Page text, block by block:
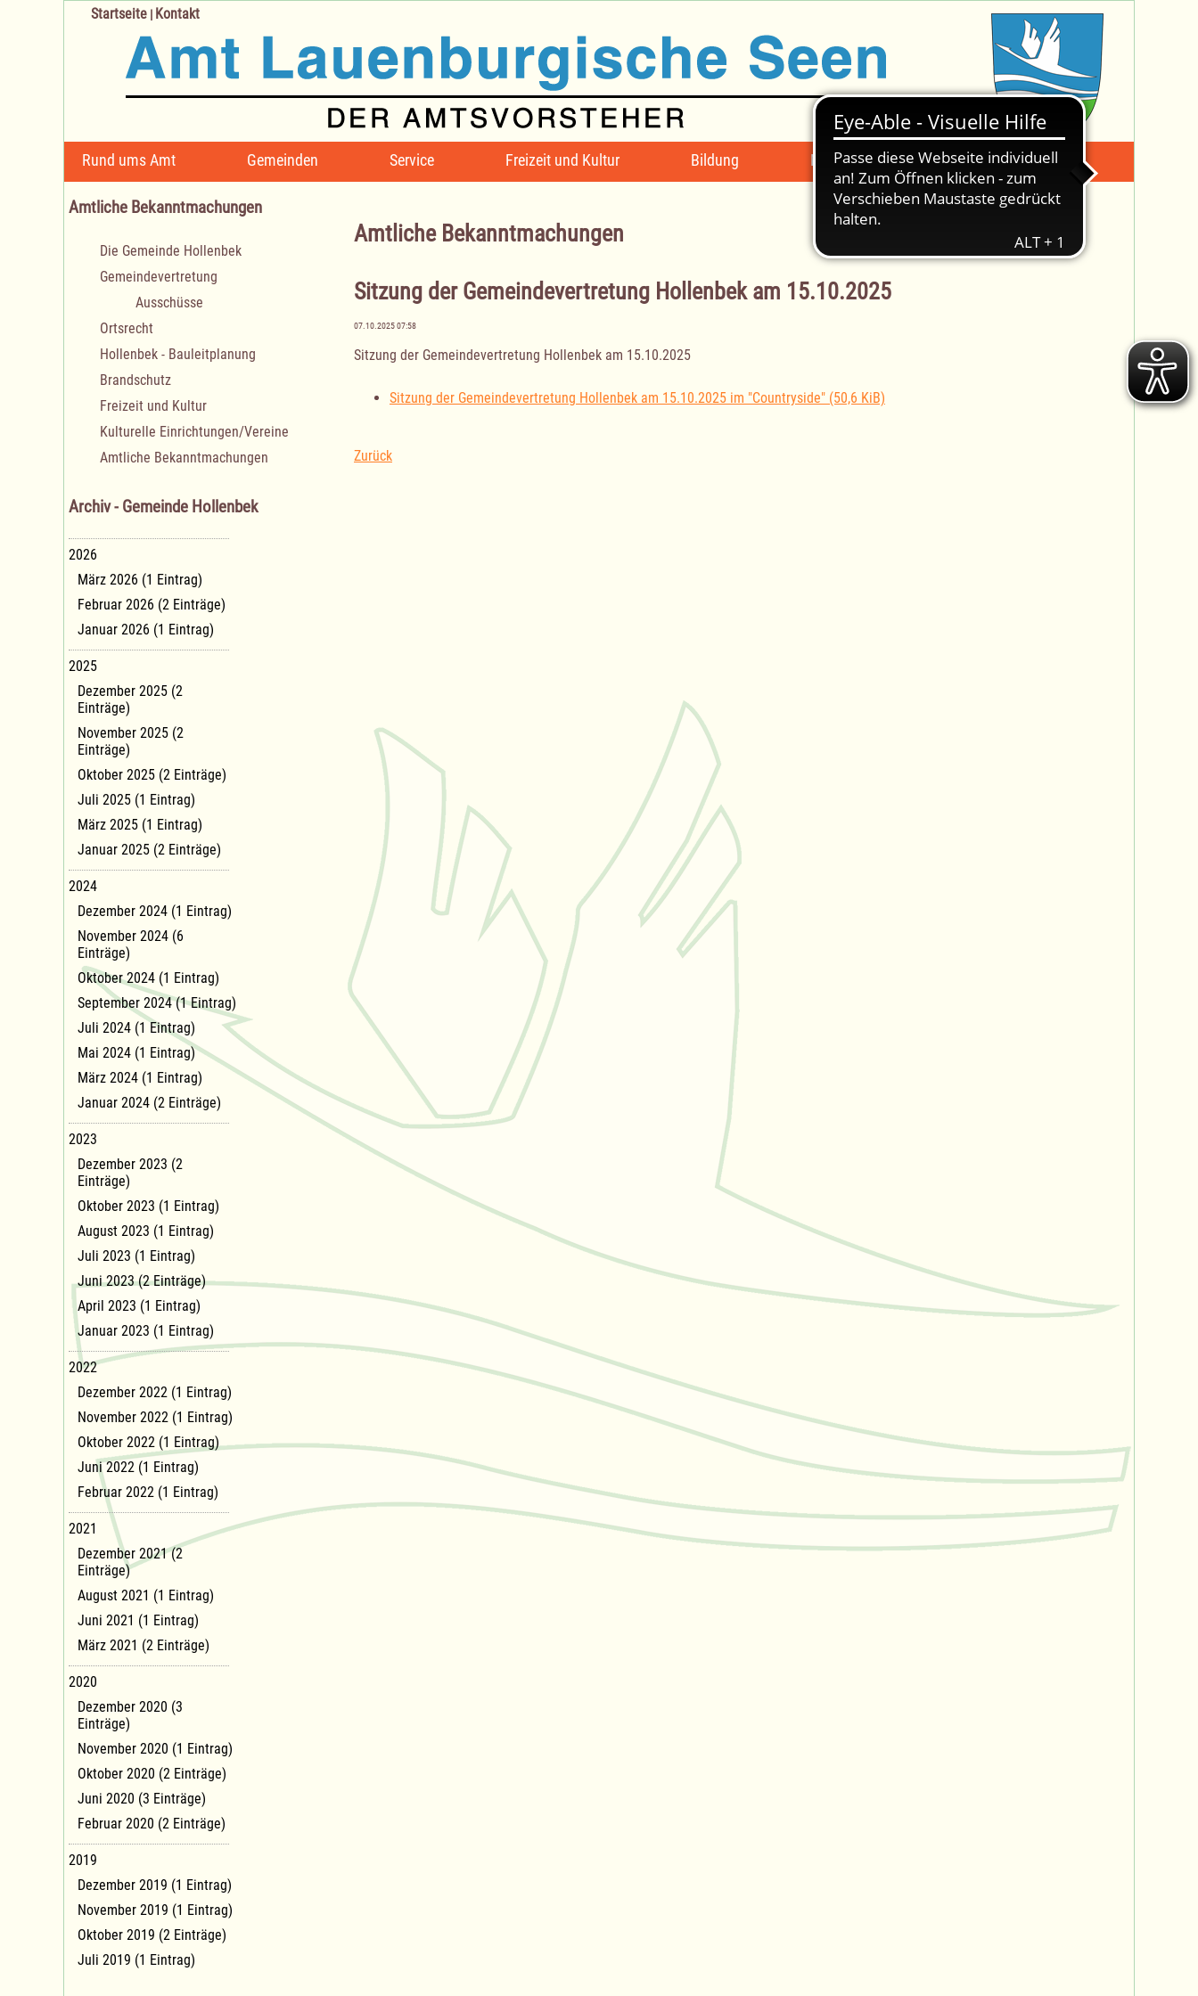
Navigation
überspringen
Rund ums Amt Gemeinden Service Freizeit und Kultur Bildung Mängelmeldung Suche -
Startseite | Kontakt
Amtliche Bekanntmachungen
Sitzung der Gemeindevertretung Hollenbek am 15.10.2025
07.10.2025 07:58
Sitzung der Gemeindevertretung Hollenbek am 15.10.2025
Sitzung der Gemeindevertretung Hollenbek am 15.10.2025 im "Countryside" (50,6 KiB)
Zurück
Amtliche Bekanntmachungen
Navigation
überspringen
Die Gemeinde Hollenbek
Gemeindevertretung
Ausschüsse
Ortsrecht
Hollenbek - Bauleitplanung
Brandschutz
Freizeit und Kultur
Kulturelle Einrichtungen/Vereine
Amtliche Bekanntmachungen
Archiv - Gemeinde Hollenbek
2026
März 2026 (1 Eintrag)
Februar 2026 (2 Einträge)
Januar 2026 (1 Eintrag)
2025
Dezember 2025 (2
Einträge)
November 2025 (2
Einträge)
Oktober 2025 (2 Einträge)
Juli 2025 (1 Eintrag)
März 2025 (1 Eintrag)
Januar 2025 (2 Einträge)
2024
Dezember 2024 (1 Eintrag)
November 2024 (6
Einträge)
Oktober 2024 (1 Eintrag)
September 2024 (1 Eintrag)
Juli 2024 (1 Eintrag)
Mai 2024 (1 Eintrag)
März 2024 (1 Eintrag)
Januar 2024 (2 Einträge)
2023
Dezember 2023 (2
Einträge)
Oktober 2023 (1 Eintrag)
August 2023 (1 Eintrag)
Juli 2023 (1 Eintrag)
Juni 2023 (2 Einträge)
April 2023 (1 Eintrag)
Januar 2023 (1 Eintrag)
2022
Dezember 2022 (1 Eintrag)
November 2022 (1 Eintrag)
Oktober 2022 (1 Eintrag)
Juni 2022 (1 Eintrag)
Februar 2022 (1 Eintrag)
2021
Dezember 2021 (2
Einträge)
August 2021 (1 Eintrag)
Juni 2021 (1 Eintrag)
März 2021 (2 Einträge)
2020
Dezember 2020 (3
Einträge)
November 2020 (1 Eintrag)
Oktober 2020 (2 Einträge)
Juni 2020 (3 Einträge)
Februar 2020 (2 Einträge)
2019
Dezember 2019 (1 Eintrag)
November 2019 (1 Eintrag)
Oktober 2019 (2 Einträge)
Juli 2019 (1 Eintrag)